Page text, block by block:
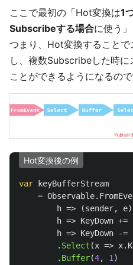
ここで最初の「Hot変換は1
Subscribeする場合に使う
つまり、Hot変換すること
し、複数Subscribeした時に
ことができるようになるので
Hot変換後の例
var
keyBufferStream
= Observable.
h => (sender, e)
h => KeyDown +=
h => KeyDown -=
. Select (x => x.
. Buffer(4, 1 )